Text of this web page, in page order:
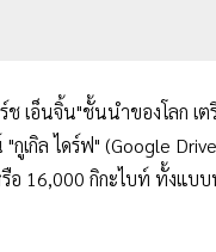
ร์ช เอ็นจิ้น"ชั้นนำของโลก เ
กูเกิล ไดร์ฟ" (Google
อ 16,000 กิกะไบท์ ทั้งแบบ